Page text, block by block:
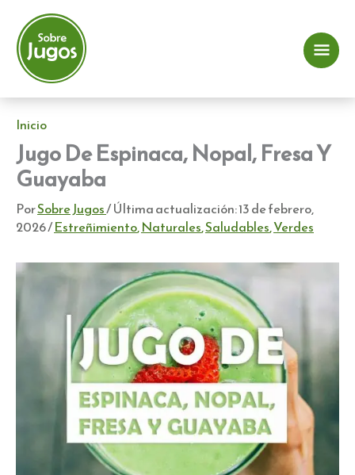
contenido
Inicio
Jugo De Espinaca, Nopal, Fresa Y
Guayaba
PorSobre Jugos/ Última actualización:13 de febrero,
2026/Estreñimiento,Naturales,Saludables,Verdes